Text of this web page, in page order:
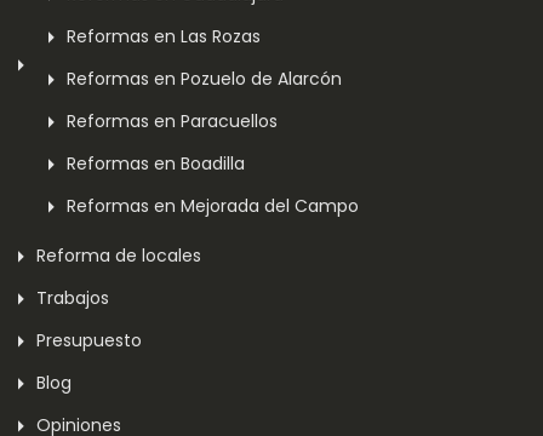
Reformas en Las Rozas
Reformas en Pozuelo de Alarcón
Reformas en Paracuellos
Reformas en Boadilla
Reformas en Mejorada del Campo
Reforma de locales
Trabajos
Presupuesto
Blog
Opiniones